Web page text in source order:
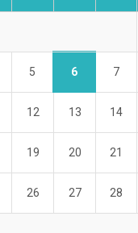
5 6 7
12 13 14
19 20 21
26 27 28